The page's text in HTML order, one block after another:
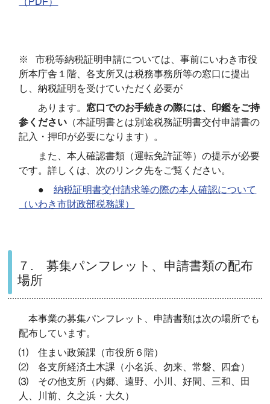
※ 市税等納税証明申請については、事前にいわき市役
所本庁舎１階、各支所又は税務事務所等の窓口に提出
し、納税証明を受けていただく必要が
あります。 窓口でのお手続きの際には、印鑑をご持
参ください （本証明書とは別途税務証明書交付申請書の
記入・押印が必要になります）。
また、本人確認書類（運転免許証等）の提示が必要
です。詳しくは、次のリンク先をご覧ください。
●納税証明書交付請求等の際の本人確認について
（いわき市財政部税務課）
７. 募集パンフレット、申請書類の配布
場所
本事業の募集パンフレット、申請書類は次の場所でも
配布しています。
⑴ 住まい政策課（市役所６階）
⑵ 各支所経済土木課（小名浜、勿来、常磐、四倉）
⑶ その他支所（内郷、遠野、小川、好間、三和、田
人、川前、久之浜・大久）